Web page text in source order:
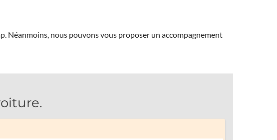
Néanmoins, nous pouvons vous proposer un accompagnement